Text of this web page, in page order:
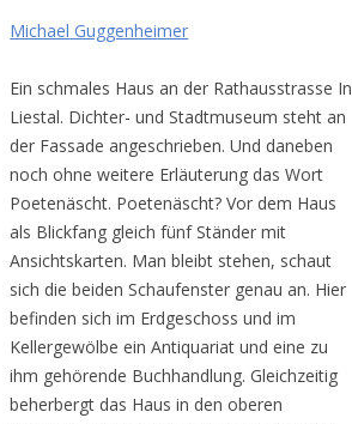
Michael Guggenheimer
Ein schmales Haus an der Rathausstrasse In
Liestal. Dichter- und Stadtmuseum steht an
der Fassade angeschrieben. Und daneben
noch ohne weitere Erläuterung das Wort
Poetenäscht. Poetenäscht? Vor dem Haus
als Blickfang gleich fünf Ständer mit
Ansichtskarten. Man bleibt stehen, schaut
sich die beiden Schaufenster genau an. Hier
befinden sich im Erdgeschoss und im
Kellergewölbe ein Antiquariat und eine zu
ihm gehörende Buchhandlung. Gleichzeitig
beherbergt das Haus in den oberen